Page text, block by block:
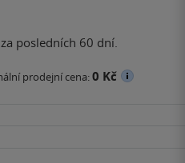
posledních 60 dní.
prodejní cena:0 Kč